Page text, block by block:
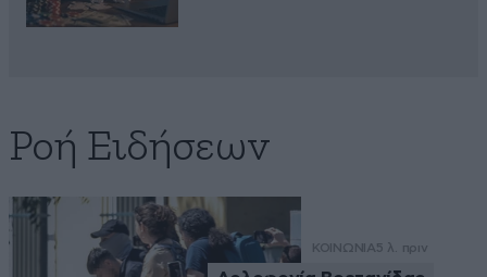
Ροή Ειδήσεων
ΚΟΙΝΩΝΙΑ5 λ. πριν